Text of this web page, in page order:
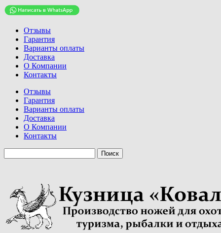
Отзывы
Гарантия
Варианты оплаты
Доставка
О Компании
Контакты
Отзывы
Гарантия
Варианты оплаты
Доставка
О Компании
Контакты